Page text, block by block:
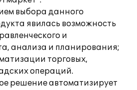
выбора данного
явилась возможность
и
анализа и планирования;
торговых,
операций.
решение автоматизирует